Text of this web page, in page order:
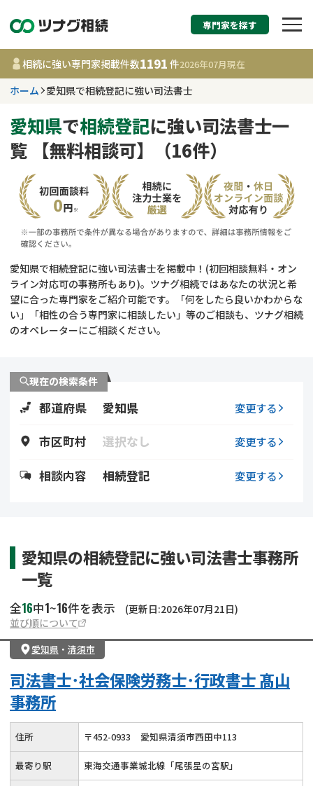
相続税申告・相続手
す
愛知県
事務所 1191
相談内容で探す
相続登記
遺留分侵害額請求
コラム
相続手続き
専門家を探す
相続に強い専門家掲載件数1191 件2026年07月現在
ホーム 愛知県で相続登記に強い司法書士
愛知県で相続登記に強い司法書士一
覧 【無料相談可】（16件）
愛知県で相続登記に強い司法書士を掲載中！(初回相談無料・オン
ライン対応可の事務所もあり)。ツナグ相続ではあなたの状況と希
望に合った専門家をご紹介可能です。「何をしたら良いかわからな
い」「相性の合う専門家に相談したい」等のご相談も、ツナグ相続
のオペレーターにご相談ください。
現在の検索条件
都道府県 愛知県 変更する
市区町村 選択なし 変更する
相談内容 相続登記 変更する
愛知県の相続登記に強い司法書士事務所
一覧
全16中1~16件を表示
(更新日:2026年07月21日)
並び順について
愛知県 ・ 清須市
司法書士･社会保険労務士･行政書士 髙山
事務所
住所 〒452-0933 愛知県清須市西田中113
最寄り駅 東海交通事業城北線「尾張星の宮駅」